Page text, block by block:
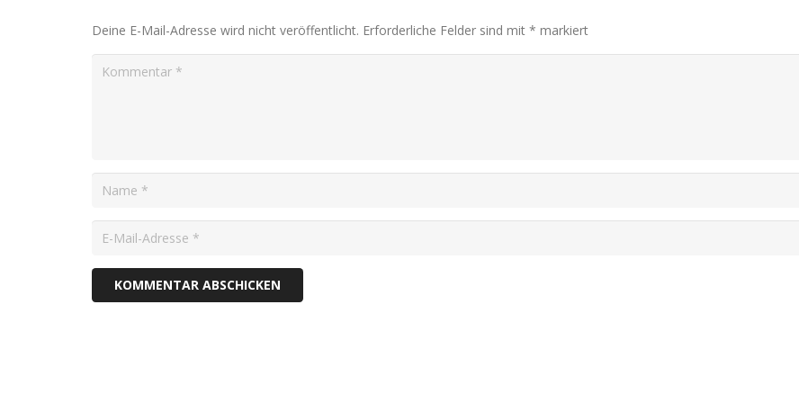
Deine E-Mail-Adresse wird nicht veröffentlicht. Erforderliche Felder sind mit * markiert
KOMMENTAR ABSCHICKEN